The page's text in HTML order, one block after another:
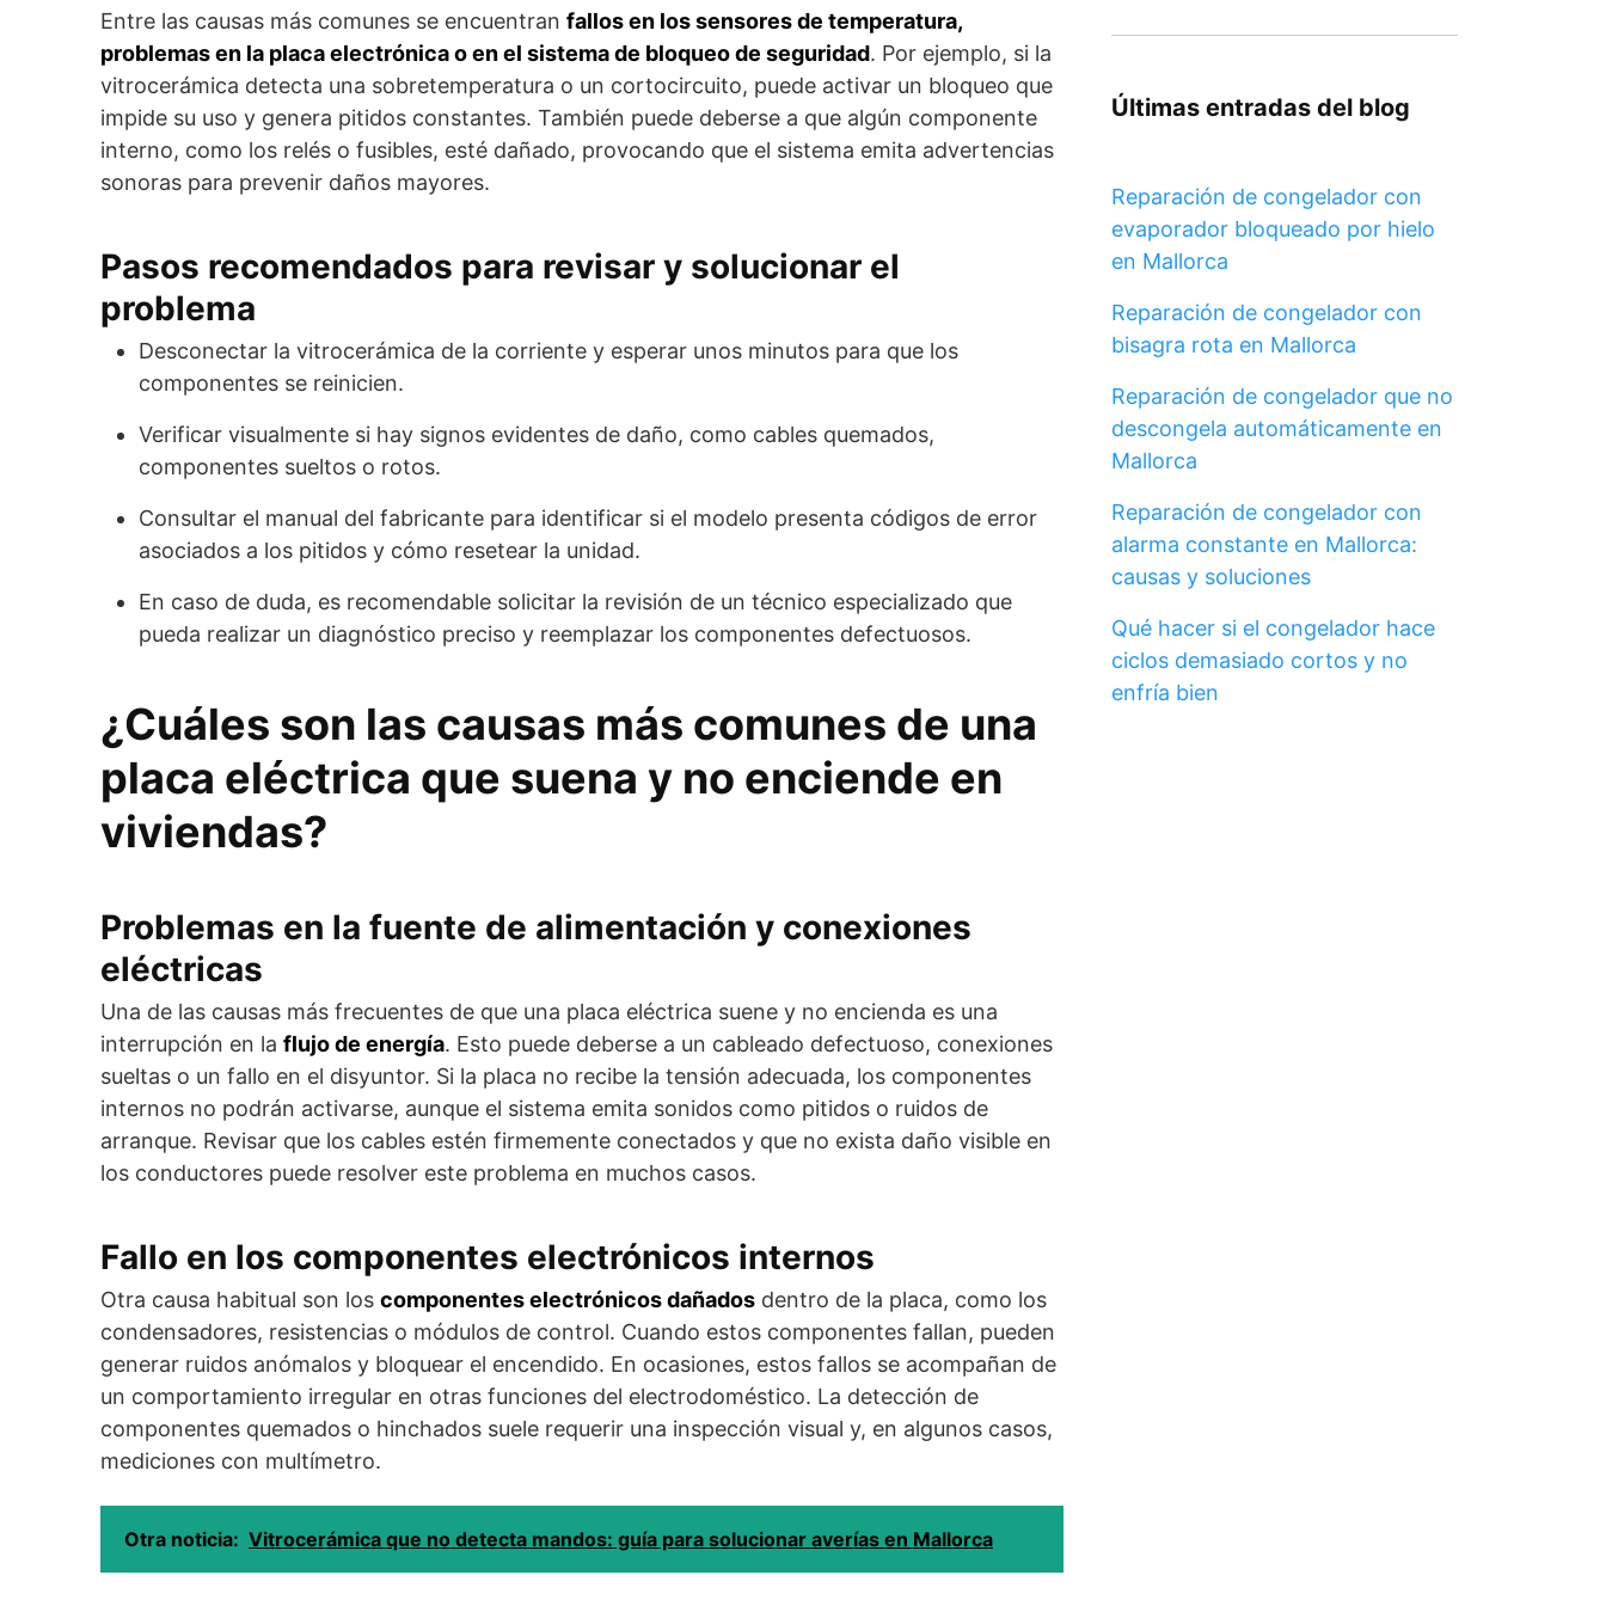
Entre las causas más comunes se encuentran fallos en los sensores de temperatura,
problemas en la placa electrónica o en el sistema de bloqueo de seguridad. Por ejemplo, si la
vitrocerámica detecta una sobretemperatura o un cortocircuito, puede activar un bloqueo que
impide su uso y genera pitidos constantes. También puede deberse a que algún componente
interno, como los relés o fusibles, esté dañado, provocando que el sistema emita advertencias
sonoras para prevenir daños mayores.
Pasos recomendados para revisar y solucionar el
problema
Desconectar la vitrocerámica de la corriente y esperar unos minutos para que los
componentes se reinicien.
Verificar visualmente si hay signos evidentes de daño, como cables quemados,
componentes sueltos o rotos.
Consultar el manual del fabricante para identificar si el modelo presenta códigos de error
asociados a los pitidos y cómo resetear la unidad.
En caso de duda, es recomendable solicitar la revisión de un técnico especializado que
pueda realizar un diagnóstico preciso y reemplazar los componentes defectuosos.
¿Cuáles son las causas más comunes de una
placa eléctrica que suena y no enciende en
viviendas?
Problemas en la fuente de alimentación y conexiones
eléctricas
Una de las causas más frecuentes de que una placa eléctrica suene y no encienda es una
interrupción en la flujo de energía. Esto puede deberse a un cableado defectuoso, conexiones
sueltas o un fallo en el disyuntor. Si la placa no recibe la tensión adecuada, los componentes
internos no podrán activarse, aunque el sistema emita sonidos como pitidos o ruidos de
arranque. Revisar que los cables estén firmemente conectados y que no exista daño visible en
los conductores puede resolver este problema en muchos casos.
Fallo en los componentes electrónicos internos
Otra causa habitual son los componentes electrónicos dañados dentro de la placa, como los
condensadores, resistencias o módulos de control. Cuando estos componentes fallan, pueden
generar ruidos anómalos y bloquear el encendido. En ocasiones, estos fallos se acompañan de
un comportamiento irregular en otras funciones del electrodoméstico. La detección de
componentes quemados o hinchados suele requerir una inspección visual y, en algunos casos,
mediciones con multímetro.
Otra noticia: Vitrocerámica que no detecta mandos: guía para solucionar averías en Mallorca
Últimas entradas del blog
Reparación de congelador con
evaporador bloqueado por hielo
en Mallorca
Reparación de congelador con
bisagra rota en Mallorca
Reparación de congelador que no
descongela automáticamente en
Mallorca
Reparación de congelador con
alarma constante en Mallorca:
causas y soluciones
Qué hacer si el congelador hace
ciclos demasiado cortos y no
enfría bien